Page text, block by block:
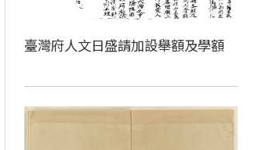
臺灣府人文日盛請加設舉額及學額